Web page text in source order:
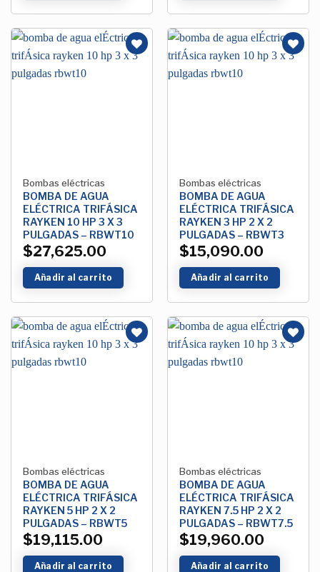
Bombas eléctricas
BOMBA DE AGUA
ELÉCTRICA TRIFÁSICA
RAYKEN 10 HP 3 X 3
PULGADAS – RBWT10
$27,625.00
Añadir al carrito
Bombas eléctricas
BOMBA DE AGUA
ELÉCTRICA TRIFÁSICA
RAYKEN 3 HP 2 X 2
PULGADAS – RBWT3
$15,090.00
Añadir al carrito
Bombas eléctricas
BOMBA DE AGUA
ELÉCTRICA TRIFÁSICA
RAYKEN 5 HP 2 X 2
PULGADAS – RBWT5
$19,115.00
Añadir al carrito
Bombas eléctricas
BOMBA DE AGUA
ELÉCTRICA TRIFÁSICA
RAYKEN 7.5 HP 2 X 2
PULGADAS – RBWT7.5
$19,960.00
Añadir al carrito